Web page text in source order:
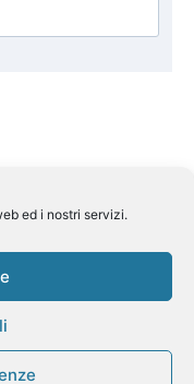
ed i nostri servizi.
Saffi, 10 00015
Lombardia n 269858
Fondo Vacanze
Policy